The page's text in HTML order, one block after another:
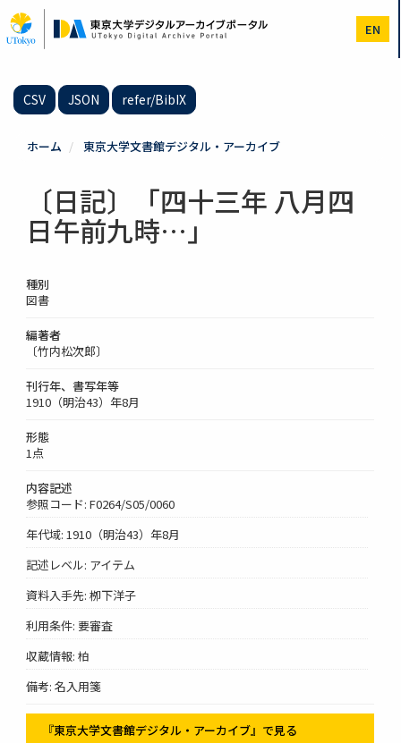
イ
ン
EN
CSV JSON refer/BibIX
ホーム 東京大学文書館デジタル・アーカイブ
〔日記〕「四十三年 八月四
日午前九時…」
種別
図書
編著者
〔竹内松次郎〕
刊行年、書写年等
1910（明治43）年8月
形態
1点
内容記述
参照コード: F0264/S05/0060
年代域: 1910（明治43）年8月
記述レベル: アイテム
資料入手先: 栁下洋子
利用条件: 要審査
収蔵情報: 柏
備考: 名入用箋
『東京大学文書館デジタル・アーカイブ』で見る